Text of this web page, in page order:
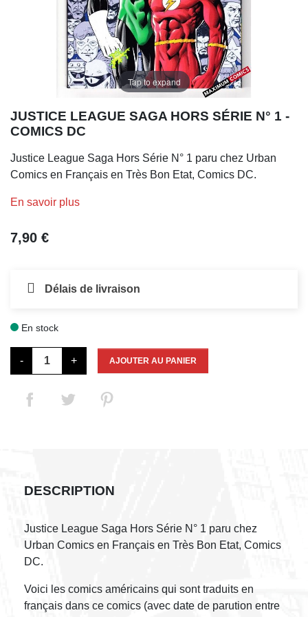
Tap to expand
JUSTICE LEAGUE SAGA HORS SÉRIE N° 1 -
COMICS DC
Justice League Saga Hors Série N° 1 paru chez Urban
Comics en Français en Très Bon Etat, Comics DC.
En savoir plus
7,90 €
Délais de livraison
En stock
- + AJOUTER AU PANIER
DESCRIPTION
Justice League Saga Hors Série N° 1 paru chez
Urban Comics en Français en Très Bon Etat, Comics
DC.
Voici les comics américains qui sont traduits en
français dans ce comics (avec date de parution entre